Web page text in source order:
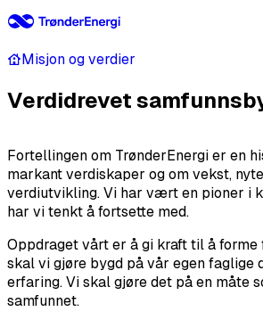
Misjon og verdier
Verdidrevet
Fortellingen om TrønderEnergi er en
markant verdiskaper og om vekst,
verdiutvikling. Vi har vært en pioner i
har vi tenkt å fortsette med.
Oppdraget vårt er å gi kraft til å forme
skal vi gjøre bygd på vår egen faglige
erfaring. Vi skal gjøre det på en måte
samfunnet.